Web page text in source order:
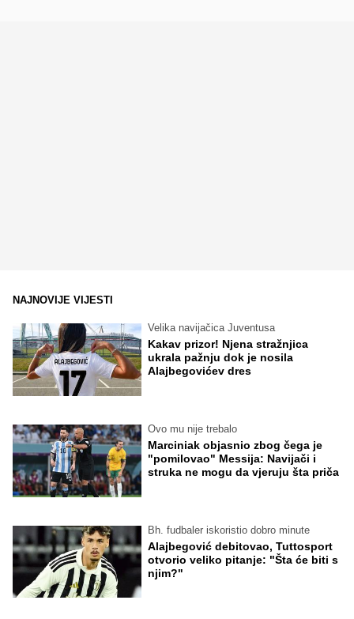
NAJNOVIJE VIJESTI
Velika navijačica Juventusa
Kakav prizor! Njena stražnjica
ukrala pažnju dok je nosila
Alajbegovićev dres
Ovo mu nije trebalo
Marciniak objasnio zbog čega je
"pomilovao" Messija: Navijači i
struka ne mogu da vjeruju šta priča
Bh. fudbaler iskoristio dobro minute
Alajbegović debitovao, Tuttosport
otvorio veliko pitanje: "Šta će biti s
njim?"